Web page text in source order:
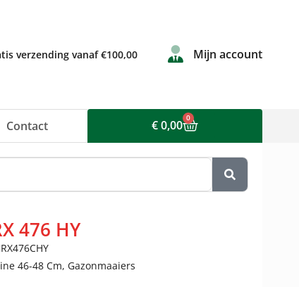
verzending vanaf €100,00 Mijn account
Contact €0,00 0
476 HY
46-48 Cm, Gazonmaaiers